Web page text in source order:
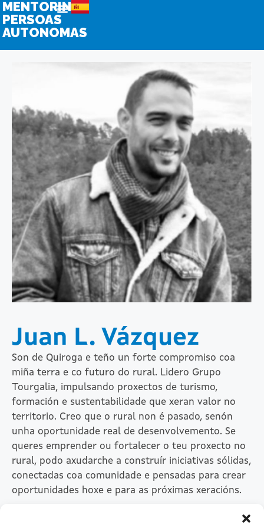
MENTORING
PERSOAS
AUTONOMAS
Juan L. Vázquez
Son de Quiroga e teño un forte compromiso coa
miña terra e co futuro do rural. Lidero Grupo
Tourgalia, impulsando proxectos de turismo,
formación e sustentabilidade que xeran valor no
territorio. Creo que o rural non é pasado, senón
unha oportunidade real de desenvolvemento. Se
queres emprender ou fortalecer o teu proxecto no
rural, podo axudarche a construír iniciativas sólidas,
conectadas coa comunidade e pensadas para crear
oportunidades hoxe e para as próximas xeracións.